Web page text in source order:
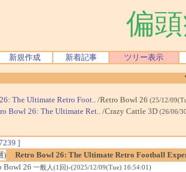
偏
新規作成 新着記事 ツリー表示
The Ultimate Retro Foot.. /Retro Bowl 26 (25/12/
Bowl 26: The Ultimate Ret.. /Crazy Cattle 3D (26/06/
]
)
Retro Bowl 26: The Ultimate Retro Football
Bowl 26 一般人(1回)-(2025/12/09(Tue) 16:54:01)